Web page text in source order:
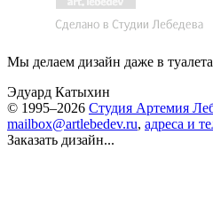
Мы делаем дизайн даже в
Эдуард Катыхин
© 1995–2026 Студия Артемия
mailbox@artlebedev.ru, адреса и
Заказать дизайн...